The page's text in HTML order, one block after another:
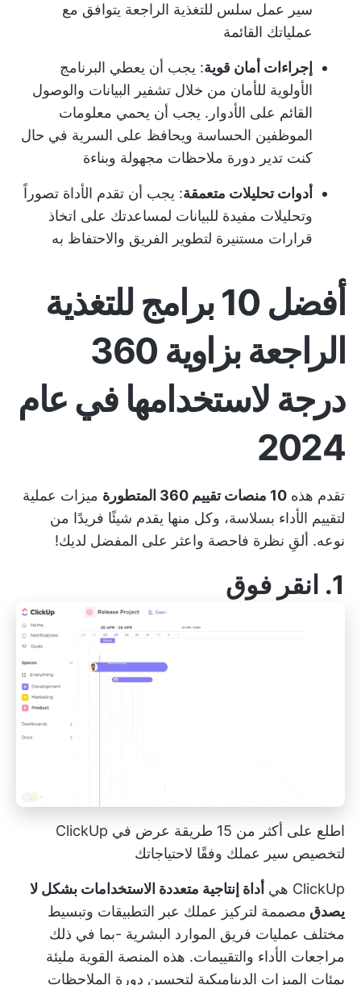
سير عمل سلس للتغذية الراجعة يتوافق مع
عملياتك القائمة
إجراءات أمان قوية: يجب أن يعطي البرنامج
الأولوية للأمان من خلال تشفير البيانات والوصول
القائم على الأدوار. يجب أن يحمي معلومات
الموظفين الحساسة ويحافظ على السرية في حال
كنت تدير دورة ملاحظات مجهولة وبناءة
أدوات تحليلات متعمقة: يجب أن تقدم الأداة تصوراً
وتحليلات مفيدة للبيانات لمساعدتك على اتخاذ
قرارات مستنيرة لتطوير الفريق والاحتفاظ به
أفضل 10 برامج للتغذية
الراجعة بزاوية 360
درجة لاستخدامها في عام
2024
تقدم هذه 10 منصات تقييم 360 المتطورة
ميزات عملية
لتقييم الأداء بسلاسة، وكل منها يقدم شيئًا فريدًا من
نوعه. ألقِ نظرة فاحصة واعثر على المفضل لديك!
1. انقر فوق
اطلع على أكثر من 15 طريقة عرض في ClickUp
لتخصيص سير عملك وفقًا لاحتياجاتك
ClickUp هي
أداة إنتاجية متعددة الاستخدامات بشكل لا
يصدق مصممة لتركيز عملك عبر التطبيقات وتبسيط
مختلف عمليات فريق الموارد البشرية -بما في ذلك
مراجعات الأداء والتقييمات. هذه المنصة القوية مليئة
بمئات الميزات الديناميكية لتحسين دورة الملاحظات